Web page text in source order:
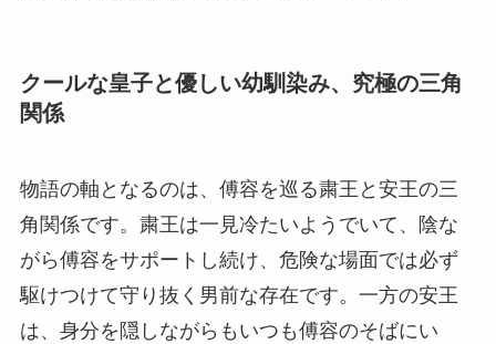
クールな皇子と優しい幼馴染み、究極の三角
関係
物語の軸となるのは、傅容を巡る粛王と安王の三
角関係です。粛王は一見冷たいようでいて、陰な
がら傅容をサポートし続け、危険な場面では必ず
駆けつけて守り抜く男前な存在です。一方の安王
は、身分を隠しながらもいつも傅容のそばにい